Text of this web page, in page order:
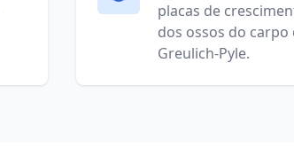
placas de
dos ossos do carpo
Greulich-Pyle.